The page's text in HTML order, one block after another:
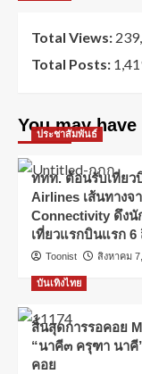
Total Views:
Total Posts:
You may have
ประชาสัมพันธ์
ททท. ต้อนรับเที่ยว
Airlines เส้นทางจ
Connectivity ดึงนั
เที่ยวแรกบินแรก 6
Toonist สิงหาคม
บันเทิงไทย
สิ้นสุดการรอคอย
“นาคี๓ ครุฑา นา
คอย